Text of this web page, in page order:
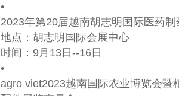
•
2023年第20届越南胡志明国际医药
地点：胡志明国际会展中心
时间：9月13日--16日
•
agro viet2023越南国际农业博览会暨